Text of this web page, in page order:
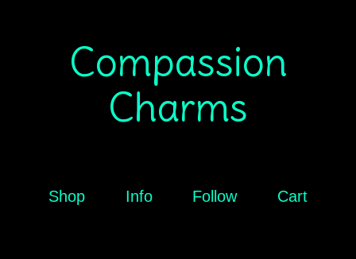
Compassion
Charms
Shop Info Follow Cart